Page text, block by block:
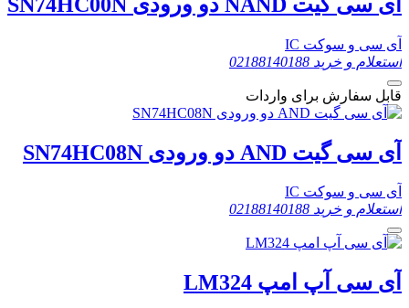
آی سی و سوکت IC
استعلام و خرید 02188140188
قابل سفارش برای واردات
آی سی گیت AND دو ورودی SN74HC08N
آی سی و سوکت IC
استعلام و خرید 02188140188
آی سی آپ امپ LM324